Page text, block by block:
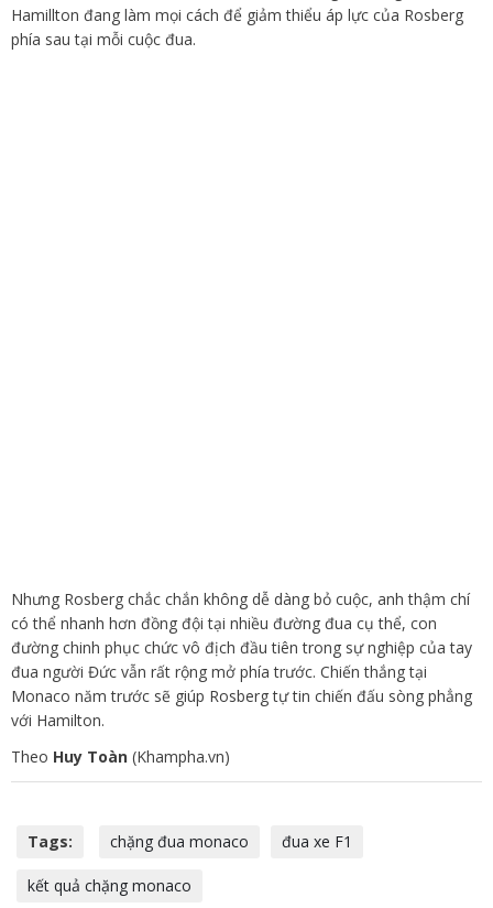
Hamillton đang làm mọi cách để giảm thiểu áp lực của Rosberg
phía sau tại mỗi cuộc đua.
Nhưng Rosberg chắc chắn không dễ dàng bỏ cuộc, anh thậm chí
có thể nhanh hơn đồng đội tại nhiều đường đua cụ thể, con
đường chinh phục chức vô địch đầu tiên trong sự nghiệp của tay
đua người Đức vẫn rất rộng mở phía trước. Chiến thắng tại
Monaco năm trước sẽ giúp Rosberg tự tin chiến đấu sòng phẳng
với Hamilton.
Theo Huy Toàn (Khampha.vn)
Tags: chặng đua monaco đua xe F1
kết quả chặng monaco